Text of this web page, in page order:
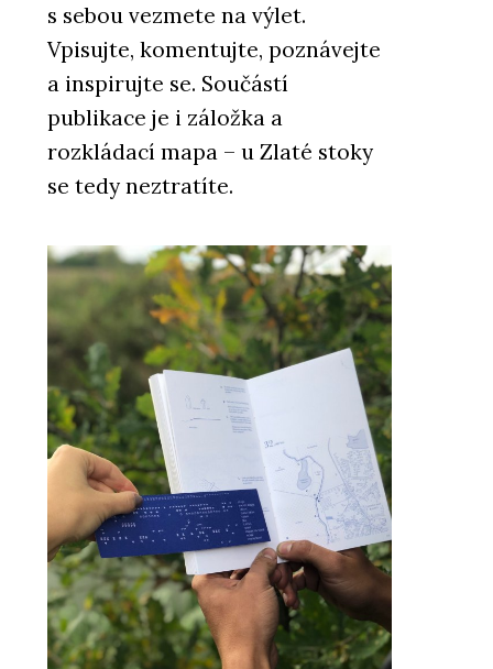
s sebou vezmete na výlet.
Vpisujte, komentujte, poznávejte
a inspirujte se. Součástí
publikace je i záložka a
rozkládací mapa – u Zlaté stoky
se tedy neztratíte.